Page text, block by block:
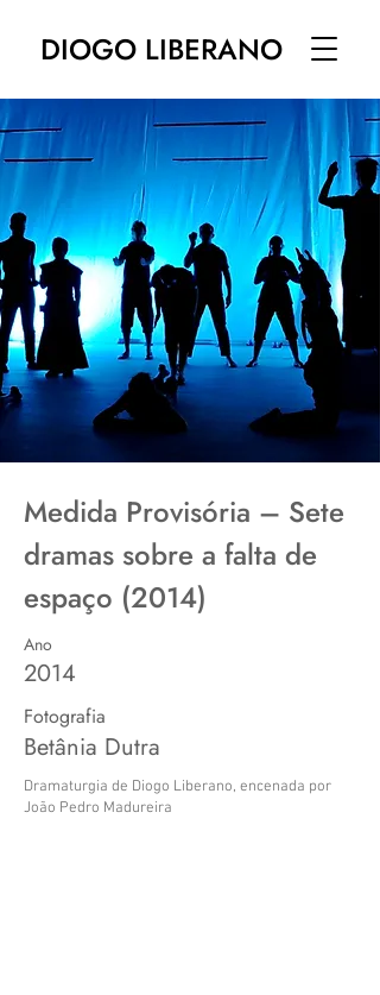
DIOGO LIBERANO
Medida Provisória – Sete
dramas sobre a falta de
espaço (2014)
Ano
2014
Fotografia
Betânia Dutra
Dramaturgia de Diogo Liberano, encenada por
João Pedro Madureira